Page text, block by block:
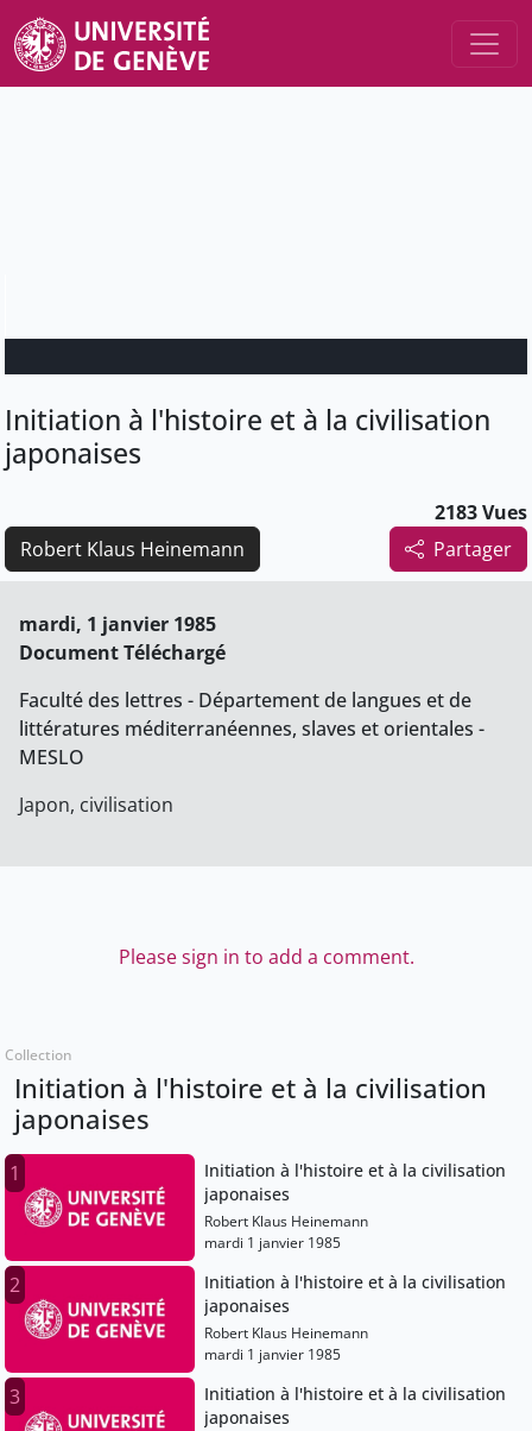
Initiation à l'histoire et à la civilisation
japonaises
2183 Vues
Partager
Robert Klaus Heinemann
mardi, 1 janvier 1985
Document Téléchargé
Faculté des lettres - Département de langues et de
littératures méditerranéennes, slaves et orientales -
MESLO
Japon, civilisation
Please sign in to add a comment.
Collection
Initiation à l'histoire et à la civilisation
japonaises
1
Initiation à l'histoire et à la civilisation
japonaises
Robert Klaus Heinemann
mardi 1 janvier 1985
2
Initiation à l'histoire et à la civilisation
japonaises
Robert Klaus Heinemann
mardi 1 janvier 1985
3
Initiation à l'histoire et à la civilisation
japonaises